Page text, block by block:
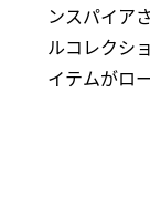
ンスパイア
ルコレクシ
イテムがロ